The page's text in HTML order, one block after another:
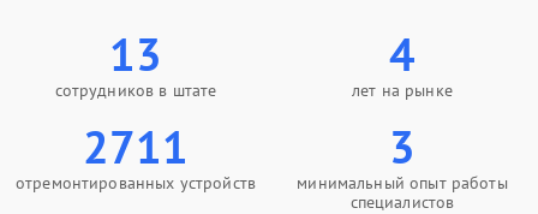
13
сотрудников в штате
4
лет на рынке
2711
отремонтированных устройств
3
минимальный опыт работы
специалистов